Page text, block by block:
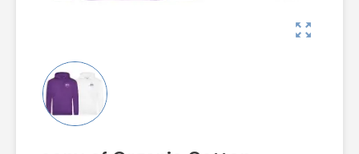
zoom_out_map